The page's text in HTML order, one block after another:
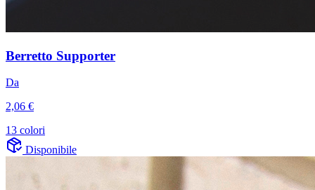
Berretto Supporter
Da
2,06 €
13 colori
Disponibile